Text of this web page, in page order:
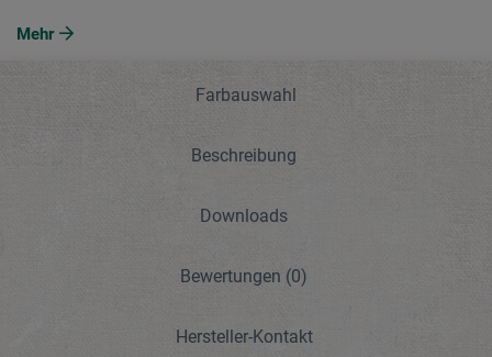
Mehr
Farbauswahl
Beschreibung
Downloads
Bewertungen (0)
Hersteller-Kontakt